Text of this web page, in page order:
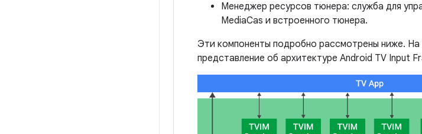
Менеджер ресурсов тюнера: служба для
MediaCas и встроенного тюнера.
Эти компоненты подробно рассмотрены ниже.
представление об архитектуре Android TV Input